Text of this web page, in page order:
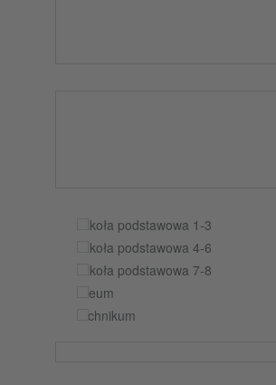
szkoła podstawowa 1-3
szkoła podstawowa 4-6
szkoła podstawowa 7-8
liceum
technikum